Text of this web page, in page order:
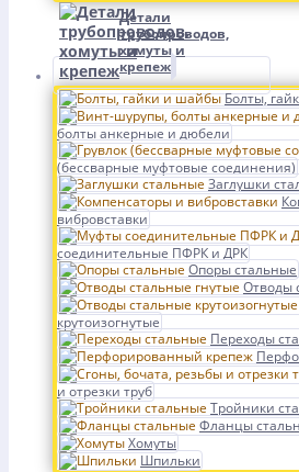
Детали
трубопроводов,
хомуты и
крепеж
Болты,
болты анкерные и дюбели
(бессварные муфтовые соединения)
Заглушки
вибровставки
соединительные ПФРК и ДРК
Опоры стальные
Отводы
крутоизогнутые
Переходы
и отрезки труб
Тройники
Фланцы
Хомуты
Шпильки